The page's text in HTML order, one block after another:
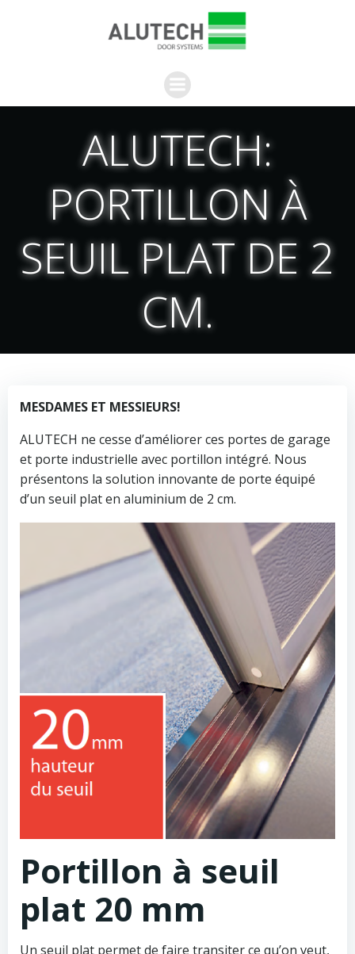
au
contenu
ALUTECH:
PORTILLON À
SEUIL PLAT DE 2
CM.
MESDAMES ET MESSIEURS!
ALUTECH ne cesse d’améliorer ces portes de garage
et porte industrielle avec portillon intégré. Nous
présentons la solution innovante de porte équipé
d’un seuil plat en aluminium de 2 cm.
Portillon à seuil
plat 20 mm
Un seuil plat permet de faire transiter ce qu’on veut,